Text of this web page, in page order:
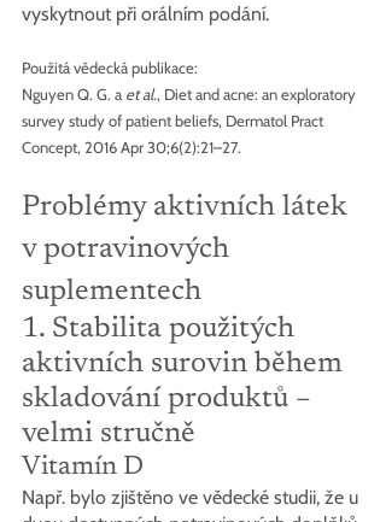
vyskytnout při orálním podání.
Použitá vědecká publikace:
Nguyen Q. G. a et al., Diet and acne: an exploratory
survey study of patient beliefs, Dermatol Pract
Concept, 2016 Apr 30;6(2):21–27.
Problémy aktivních látek
v potravinových
suplementech
1. Stabilita použitých
aktivních surovin během
skladování produktů –
velmi stručně
Vitamín D
Např. bylo zjištěno ve vědecké studii, že u